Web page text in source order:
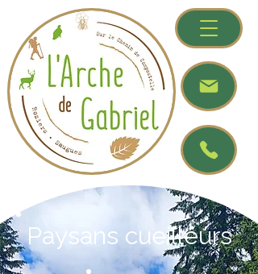
Paysans cueilleurs